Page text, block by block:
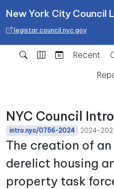
New York City Council
legistar.council.nyc.gov
Recent
NYC Council
intro.nyc/0756-2024 2024-
The creation of
derelict housing
property task